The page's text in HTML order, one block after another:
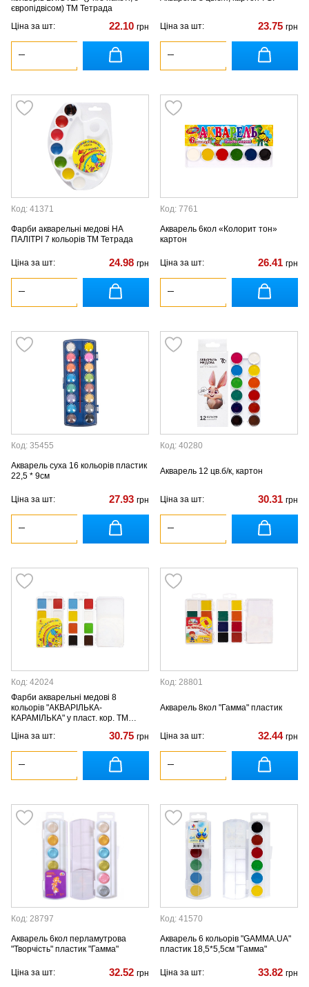
європідвісом) ТМ Тетрада
Ціна за шт:
22.10 грн Ціна за шт: 23.75 грн
Код: 41371
Фарби акварельні медові НА
ПАЛІТРІ 7 кольорів ТМ Тетрада
Ціна за шт: 24.98 грн
Код: 7761
Акварель 6кол «Колорит тон»
картон
Ціна за шт: 26.41 грн
Код: 35455
Акварель суха 16 кольорів пластик
22,5 * 9см
Ціна за шт: 27.93 грн
Код: 40280
Акварель 12 цв.б/к, картон
Ціна за шт: 30.31 грн
Код: 42024
Фарби акварельні медові 8
кольорів "АКВАРІЛЬКА-
КАРАМІЛЬКА" у пласт. кор. ТМ
Ціна за шт: 30.75 грн
Код: 28801
Акварель 8кол "Гамма" пластик
Ціна за шт: 32.44 грн
Код: 28797
Акварель 6кол перламутрова
"Творчість" пластик "Гамма"
Ціна за шт: 32.52 грн
Код: 41570
Акварель 6 кольорів "GAMMA.UA"
пластик 18,5*5,5см "Гамма"
Ціна за шт: 33.82 грн